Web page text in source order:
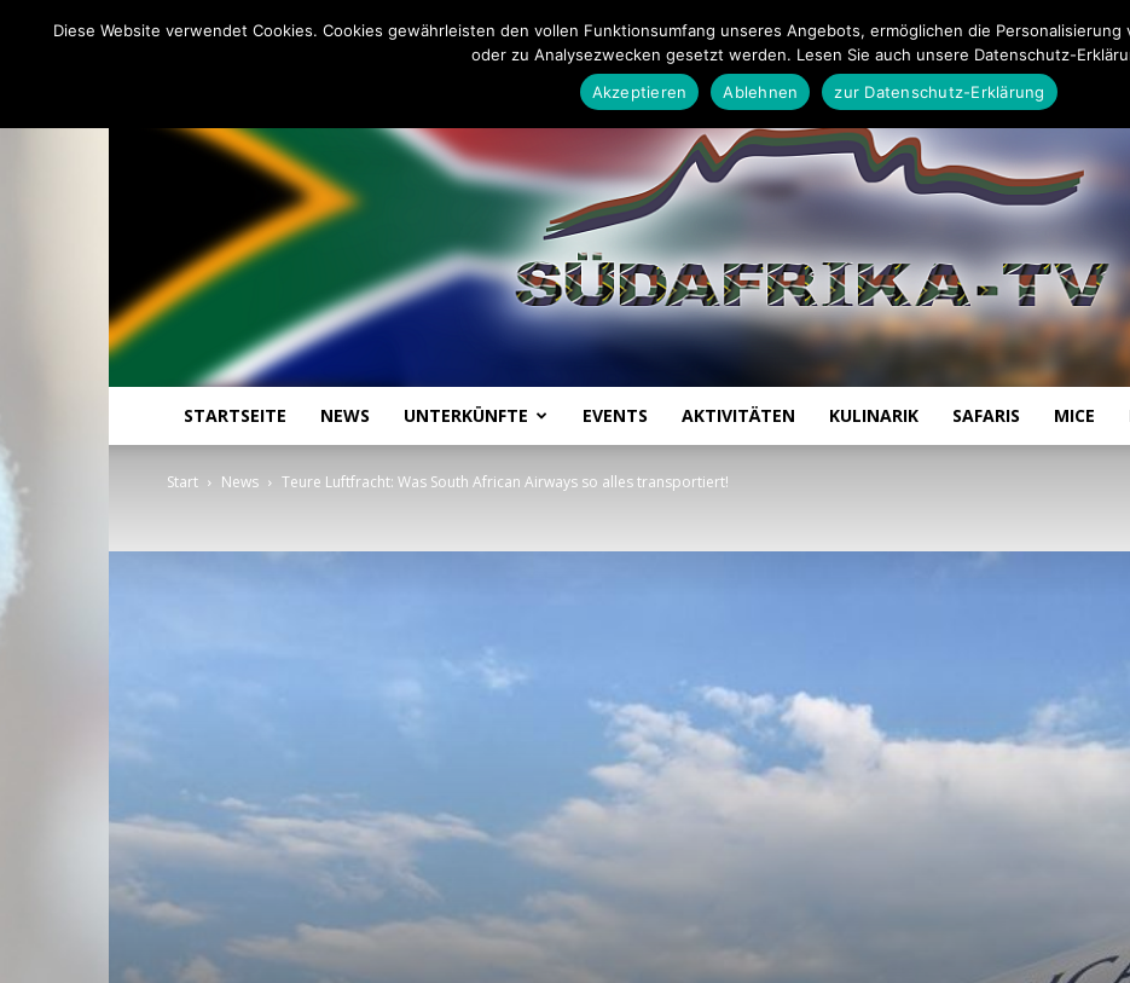
STARTSEITE NEWS UNTERKÜNFTE EVENTS AKTIVITÄTEN KULINARIK SAFARIS MICE
Start News Teure Luftfracht: Was South African Airways so alles transportiert!
Diese Website verwendet Cookies. Cookies gewährleisten den vollen Funktionsumfang unseres Angebots, ermöglichen die
oder zu Analysezwecken gesetzt werden. Lesen Sie auch unsere Datenschutz-
Akzeptieren
Ablehnen zur Datenschutz-Erklärung